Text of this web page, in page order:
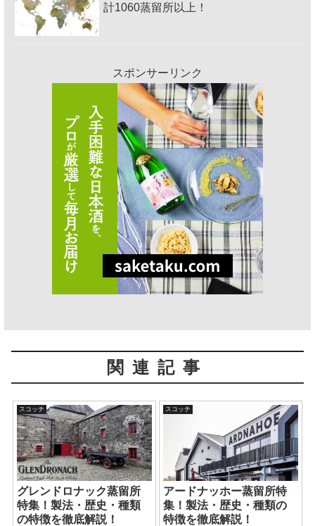
計1060蒸留所以上！
スポンサーリンク
関連記事
スコッチ
グレンドロナック蒸留所
特集！製法・歴史・種類
の特徴を徹底解説！
スコッチ
アードナッホー蒸留所特
集！製法・歴史・種類の
特徴を徹底解説！